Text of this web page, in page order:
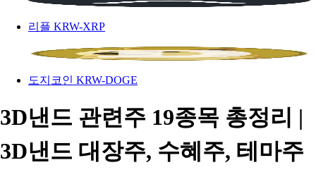
리플 KRW-XRP
도지코인 KRW-DOGE
3D낸드 관련주 19종목 총정리 |
3D낸드 대장주, 수혜주, 테마주